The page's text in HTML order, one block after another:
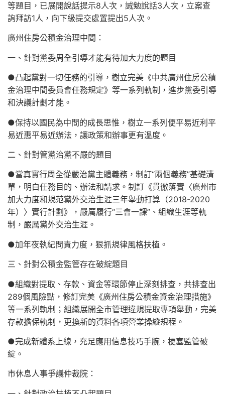
等題目，已展開說話提示8人次，誡勉說話3人次，立案查
詢拜訪1人，向下級提交處置提出5人次。
廣州住房公積金治理中間：
一、針對黨委周全引導才能有待加大力度的題目
●凸起黨對一切任務的引導，樹立完美《中共廣州住房公積
金治理中間委員會任務規定》等一系列軌制，進步黨委引導
和決議計劃才能。
●保持以國民為中間的成長思惟，樹立一系列便平易近利平
易近惠平易近辦法，讓政策和辦事更有溫度。
二、針對管黨治黨不嚴的題目
●當真實行周全從嚴治黨主體義務，制訂“兩個義務”基礎清
單，明白任務目的、辦法和請求。制訂《貫徹落實〈廣州市
加大力度和規范黨外交治生涯三年舉動打算（2018-2020
年）〉實行計劃》，嚴厲履行“三會一課”、組織生涯等軌
制，嚴厲黨外交治生涯。
●加年夜執紀問責力度，狠抓規律風格扶植。
三、針對公積金監管存在破綻題目
●組織對提取、存款、資金等環節停止深刻排查，共排查出
289個風險點，修訂完美《廣州住房公積金資金治理措施》
等一系列軌制；組織展開全市管理違規提取專項舉動，完美
存款擔保軌制，更換新的資料各項營業操縱規程。
●完成新體系上線，充足應用信息技巧手腕，梗塞監管破
綻。
市休息人事爭議仲裁院：